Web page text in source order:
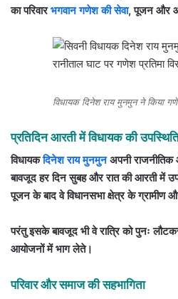
का परिवारभगवान गणेश की सेवा, पूजन और
विधायक दिनेश राय मुनमुन ने किया
प्रतिदिन आरती में विधायक की
विधायकदिनेश राय मुनमुनअपनी
बावजूद हर दिन सुबह और रात की आरती में
पूजन के बाद वे विधानसभा क्षेत्र के ग्रामीण
परंतु इसके बावजूद भी वे रात्रि को पुनः
आयोजनों में भाग लेते।
परिवार और समाज की सहभागिता